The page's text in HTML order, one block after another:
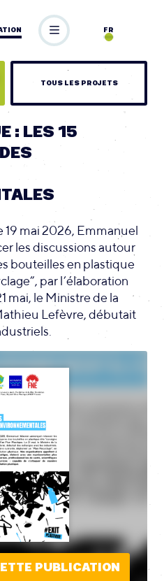
FR
TOUS LES PROJETS
: LES 15
19 mai 2026, Emmanuel
les discussions autour
bouteilles en plastique
par l’élaboration
mai, le Ministre de la
Lefèvre, débutait
PUBLICATION